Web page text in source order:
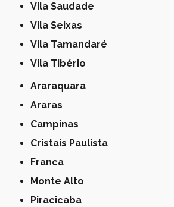
Vila Saudade
Vila Seixas
Vila Tamandaré
Vila Tibério
Araraquara
Araras
Campinas
Cristais Paulista
Franca
Monte Alto
Piracicaba